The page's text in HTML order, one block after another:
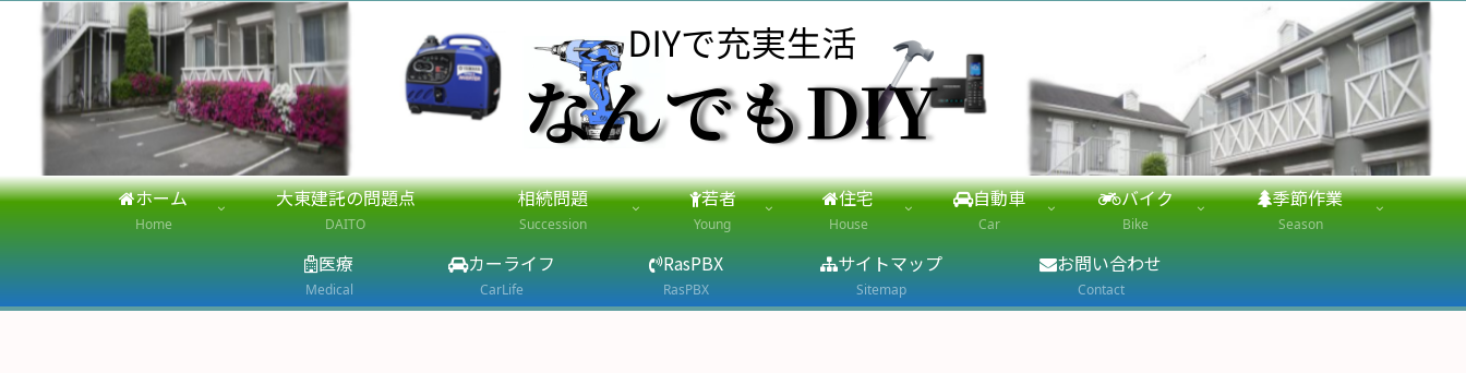
ホーム
Home
大東建託の問題点
DAITO
相続問題
Succession
若者
Young
住宅
House
自動車
Car
バイク
Bike
季節作業
Season
医療
Medical
カーライフ
CarLife
RasPBX
RasPBX
サイトマップ
Sitemap
お問い合わせ
Contact